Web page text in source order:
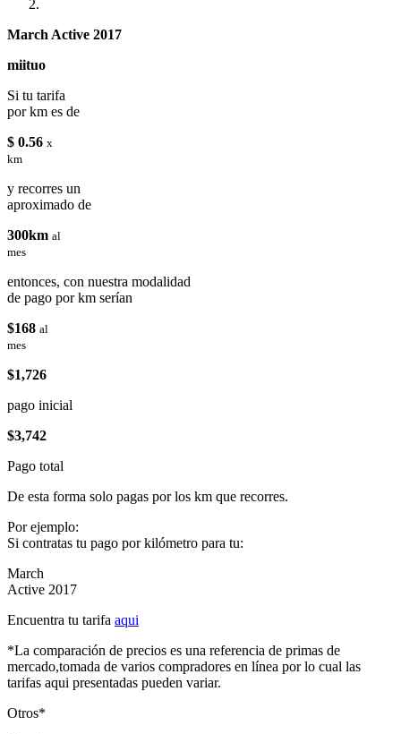
March Active 2017
miituo
Si tu tarifa
por km es de
$ 0.56 x
km
y recorres un
aproximado de
300km al
mes
entonces, con nuestra modalidad
de pago por km serían
$168 al
mes
$1,726
pago inicial
$3,742
Pago total
De esta forma solo pagas por los km que recorres.
Por ejemplo:
Si contratas tu pago por kilómetro para tu:
March
Active 2017
Encuentra tu tarifa aqui
*La comparación de precios es una referencia de primas de
mercado,tomada de varios compradores en línea por lo cual las
tarifas aqui presentadas pueden variar.
Otros*